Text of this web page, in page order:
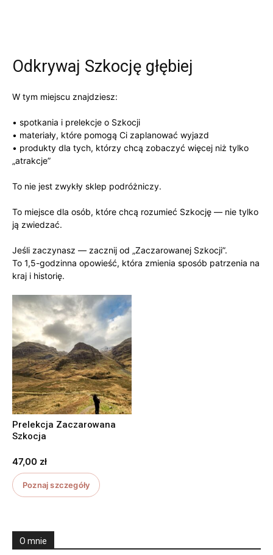
Odkrywaj Szkocję głębiej
W tym miejscu znajdziesz:
• spotkania i prelekcje o Szkocji
• materiały, które pomogą Ci zaplanować wyjazd
• produkty dla tych, którzy chcą zobaczyć więcej niż tylko
„atrakcje”
To nie jest zwykły sklep podróżniczy.
To miejsce dla osób, które chcą rozumieć Szkocję — nie tylko
ją zwiedzać.
Jeśli zaczynasz — zacznij od „Zaczarowanej Szkocji”.
To 1,5-godzinna opowieść, która zmienia sposób patrzenia na
kraj i historię.
Prelekcja Zaczarowana
Szkocja
47,00 zł
Poznaj szczegóły
O mnie